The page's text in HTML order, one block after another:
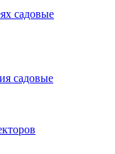
садовые
садовые